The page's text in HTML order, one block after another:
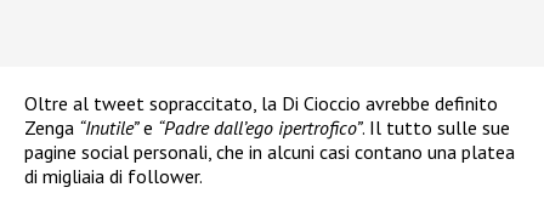
Oltre al tweet sopraccitato, la Di Cioccio avrebbe definito
Zenga “Inutile”e “Padre dall’ego ipertrofico”. Il tutto sulle sue
pagine social personali, che in alcuni casi contano una platea
di migliaia di follower.